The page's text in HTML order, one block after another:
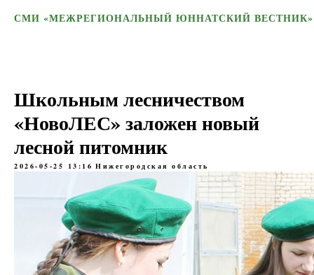
СМИ «МЕЖРЕГИОНАЛЬНЫЙ ЮННАТСКИЙ ВЕСТНИК»
Школьным лесничеством
«НовоЛЕС» заложен новый
лесной питомник
2026-05-25 13:16 Нижегородская область